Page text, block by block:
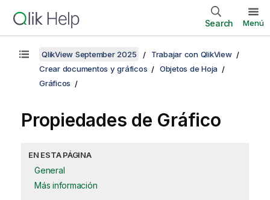
Search Menú
QlikView September 2025
Trabajar con QlikView
Crear documentos y gráficos
Objetos de Hoja
Gráficos
Propiedades de Gráfico
EN ESTA PÁGINA
General
Más información